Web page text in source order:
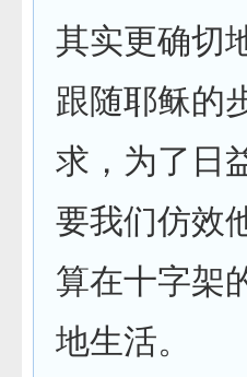
其实更确切
跟随耶稣的
求，为了日
要我们仿效
算在十字架
地生活。